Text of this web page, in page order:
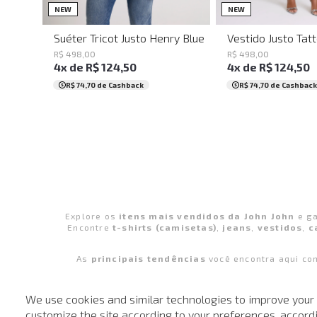
We use cookies and similar technologies to improve
NEW P
Suéter Tricot Justo Henry Blue John John Masculino
R$ 498 00
4x de R$124,50
R$ 74,70 de Cashback
NEW PP P M
Vestido Justo
R$ 498 00
4x de R$124,50
R$ 74,70de Cashback
Explore os itens mais vendidos da John John e
Encontre t-shirts (camisetas) jeans vestidos
As principais tendências você encontra aqui
Retire